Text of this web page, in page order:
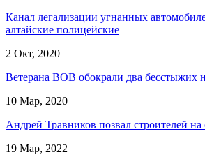
Канал легализации угнанных
алтайские полицейские
2 Окт, 2020
Ветерана ВОВ обокрали два бесстыжих
10 Мар, 2020
Андрей Травников позвал строителей
19 Мар, 2022